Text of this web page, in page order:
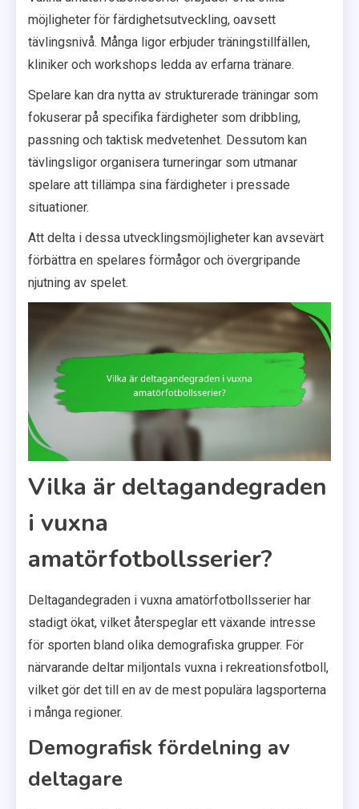
möjligheter för färdighetsutveckling, oavsett
tävlingsnivå. Många ligor erbjuder träningstillfällen,
kliniker och workshops ledda av erfarna tränare.
Spelare kan dra nytta av strukturerade träningar som
fokuserar på specifika färdigheter som dribbling,
passning och taktisk medvetenhet. Dessutom kan
tävlingsligor organisera turneringar som utmanar
spelare att tillämpa sina färdigheter i pressade
situationer.
Att delta i dessa utvecklingsmöjligheter kan avsevärt
förbättra en spelares förmågor och övergripande
njutning av spelet.
Vilka är deltagandegraden
i vuxna
amatörfotbollsserier?
Deltagandegraden i vuxna amatörfotbollsserier har
stadigt ökat, vilket återspeglar ett växande intresse
för sporten bland olika demografiska grupper. För
närvarande deltar miljontals vuxna i rekreationsfotboll,
vilket gör det till en av de mest populära lagsporterna
i många regioner.
Demografisk fördelning av
deltagare